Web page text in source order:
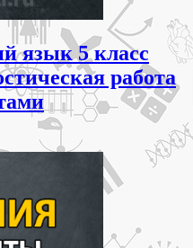
язык 5 класс
работа